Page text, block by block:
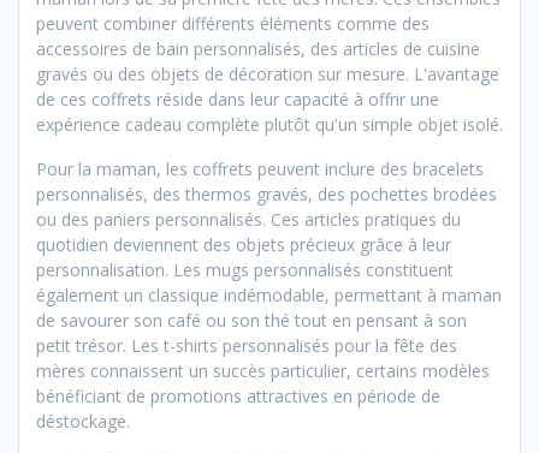
peuvent combiner différents éléments comme des
accessoires de bain personnalisés, des articles de cuisine
gravés ou des objets de décoration sur mesure. L'avantage
de ces coffrets réside dans leur capacité à offrir une
expérience cadeau complète plutôt qu'un simple objet isolé.
Pour la maman, les coffrets peuvent inclure des bracelets
personnalisés, des thermos gravés, des pochettes brodées
ou des paniers personnalisés. Ces articles pratiques du
quotidien deviennent des objets précieux grâce à leur
personnalisation. Les mugs personnalisés constituent
également un classique indémodable, permettant à maman
de savourer son café ou son thé tout en pensant à son
petit trésor. Les t-shirts personnalisés pour la fête des
mères connaissent un succès particulier, certains modèles
bénéficiant de promotions attractives en période de
déstockage.